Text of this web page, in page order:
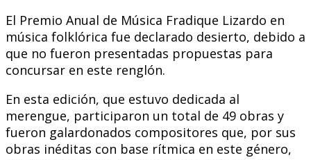
El Premio Anual de Música Fradique Lizardo en
música folklórica fue declarado desierto, debido a
que no fueron presentadas propuestas para
concursar en este renglón.
En esta edición, que estuvo dedicada al
merengue, participaron un total de 49 obras y
fueron galardonados compositores que, por sus
obras inéditas con base rítmica en este género,